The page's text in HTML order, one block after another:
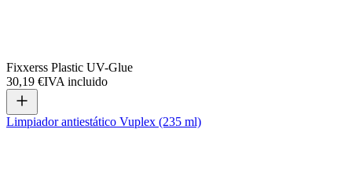
Fixxerss Plastic UV-Glue
30,19 €IVA incluido
Limpiador antiestático Vuplex (235 ml)